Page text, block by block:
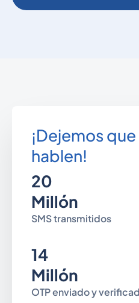
¡Dejemos
hablen!
20
Millón
SMS transmitidos
14
Millón
OTP enviado y